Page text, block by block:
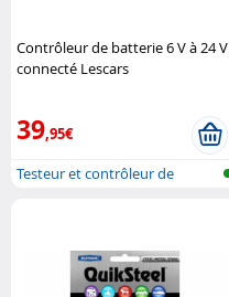
Contrôleur de batterie 6 V à 24 V
connecté Lescars
39,95€
Testeur et contrôleur de